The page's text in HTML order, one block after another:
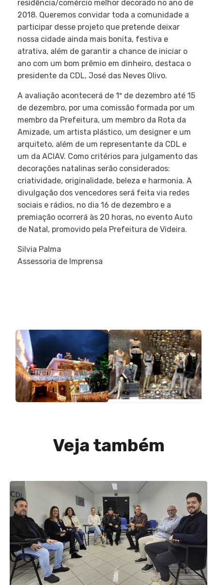
residência/comércio melhor decorado no ano de
2018. Queremos convidar toda a comunidade a
participar desse projeto que pretende deixar
nossa cidade ainda mais bonita, festiva e
atrativa, além de garantir a chance de iniciar o
ano com um bom prêmio em dinheiro, destaca o
presidente da CDL, José das Neves Olivo.
A avaliação acontecerá de 1º de dezembro até 15
de dezembro, por uma comissão formada por um
membro da Prefeitura, um membro da Rota da
Amizade, um artista plástico, um designer e um
arquiteto, além de um representante da CDL e
um da ACIAV. Como critérios para julgamento das
decorações natalinas serão considerados:
criatividade, originalidade, beleza e harmonia. A
divulgação dos vencedores será feita via redes
sociais e rádios, no dia 16 de dezembro e a
premiação ocorrerá às 20 horas, no evento Auto
de Natal, promovido pela Prefeitura de Videira.
Silvia Palma
Assessoria de Imprensa
Veja também